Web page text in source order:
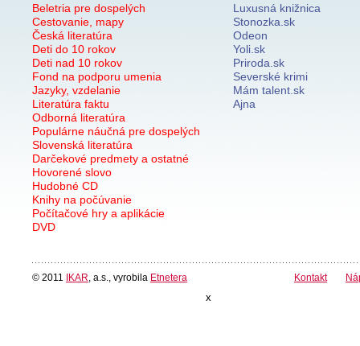
Beletria pre dospelých
Cestovanie, mapy
Česká literatúra
Deti do 10 rokov
Deti nad 10 rokov
Fond na podporu umenia
Jazyky, vzdelanie
Literatúra faktu
Odborná literatúra
Populárne náučná pre dospelých
Slovenská literatúra
Darčekové predmety a ostatné
Hovorené slovo
Hudobné CD
Knihy na počúvanie
Počítačové hry a aplikácie
DVD
Luxusná knižnica
Stonozka.sk
Odeon
Yoli.sk
Priroda.sk
Severské krimi
Mám talent.sk
Ajna
© 2011 IKAR , a.s., vyrobila Etnetera Kontakt
x